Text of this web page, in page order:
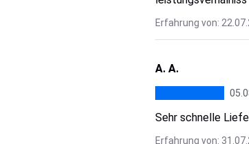
Erfahrung von:
A. A.
Sehr schnelle
Erfahrung von: